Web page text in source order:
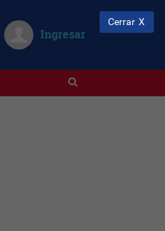
Ingresar
Cerrar